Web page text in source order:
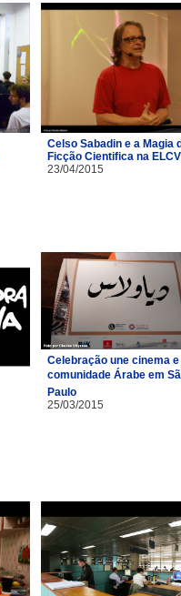
Celso Sabadin e a Magia
Ficção Cientifica na ELCV
23/04/2015
Celebração une cinema e
comunidade Árabe em
Paulo
25/03/2015